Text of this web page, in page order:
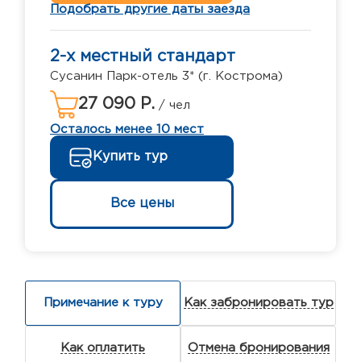
Подобрать другие даты заезда
2-х местный стандарт
Сусанин Парк-отель 3* (г. Кострома)
27 090 Р. / чел
Осталось менее 10 мест
Купить тур
Все цены
Примечание к туру Как забронировать тур
Как оплатить Отмена бронирования